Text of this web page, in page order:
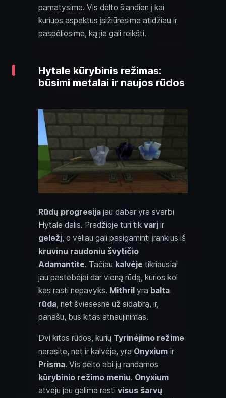
pamatysime. Vis dėlto šiandien į kai
kuriuos aspektus įsižiūrėsime atidžiau ir
paspėliosime, ką jie gali reikšti.
Hytale kūrybinis režimas:
būsimi metalai ir naujos rūdos
Rūdų progresija jau dabar yra svarbi
Hytale dalis. Pradžioje turi tik varį ir
geležį, o vėliau gali pasigaminti įrankius iš
kruvinu raudoniu švytičio
Adamantite. Tačiau kalvėje tikriausiai
jau pastebėjai dar vieną rūdą, kurios kol
kas rasti nepavyks. Mithril yra balta
rūda, net šviesesnė už sidabrą, ir,
panašu, bus kitas atnaujinimas.
Dvi kitos rūdos, kurių Tyrinėjimo režime
nerasite, net ir kalvėje, yra Onyxium ir
Prisma. Vis dėlto abi jų randamos
kūrybinio režimo meniu. Onyxium
atveju jau galima rasti visus šarvų